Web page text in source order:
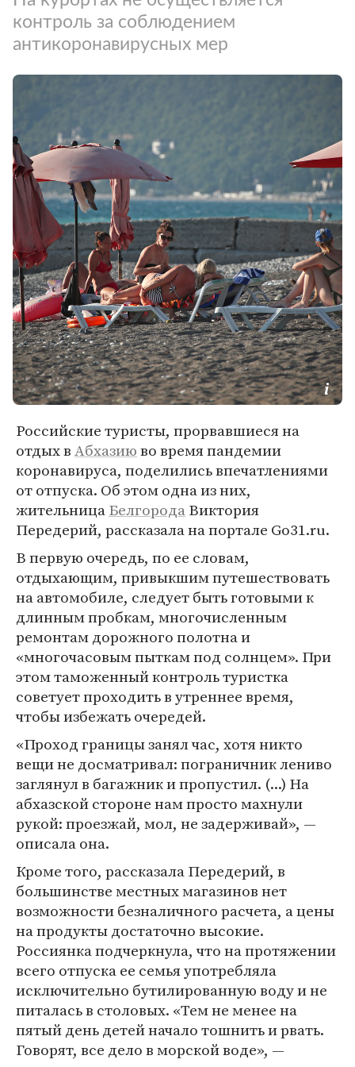
контроль за соблюдением
антикоронавирусных мер
Российские туристы, прорвавшиеся на
отдых вАбхазиюво время пандемии
коронавируса, поделились впечатлениями
от отпуска. Об этом одна из них,
жительницаБелгородаВиктория
Передерий, рассказала на портале Go31.ru.
В первую очередь, по ее словам,
отдыхающим, привыкшим путешествовать
на автомобиле, следует быть готовыми к
длинным пробкам, многочисленным
ремонтам дорожного полотна и
«многочасовым пыткам под солнцем». При
этом таможенный контроль туристка
советует проходить в утреннее время,
чтобы избежать очередей.
«Проход границы занял час, хотя никто
вещи не досматривал: пограничник лениво
заглянул в багажник и пропустил. (...) На
абхазской стороне нам просто махнули
рукой: проезжай, мол, не задерживай», —
описала она.
Кроме того, рассказала Передерий, в
большинстве местных магазинов нет
возможности безналичного расчета, а цены
на продукты достаточно высокие.
Россиянка подчеркнула, что на протяжении
всего отпуска ее семья употребляла
исключительно бутилированную воду и не
питалась в столовых. «Тем не менее на
пятый день детей начало тошнить и рвать.
Говорят, все дело в морской воде», —